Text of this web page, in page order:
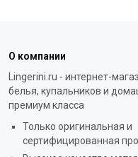
О компании
Lingerini.ru - интернет-
белья, купальников и
премиум класса
Только оригинальная и
сертифицированная